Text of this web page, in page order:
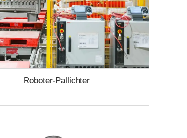
Roboter-Pallichter